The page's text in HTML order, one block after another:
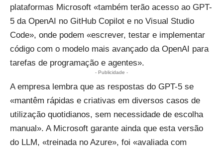
plataformas Microsoft «também terão acesso ao GPT-
5 da OpenAI no GitHub Copilot e no Visual Studio
Code», onde podem «escrever, testar e implementar
código com o modelo mais avançado da OpenAI para
tarefas de programação e agentes».
- Publicidade -
A empresa lembra que as respostas do GPT-5 se
«mantêm rápidas e criativas em diversos casos de
utilização quotidianos, sem necessidade de escolha
manual». A Microsoft garante ainda que esta versão
do LLM, «treinada no Azure», foi «avaliada com